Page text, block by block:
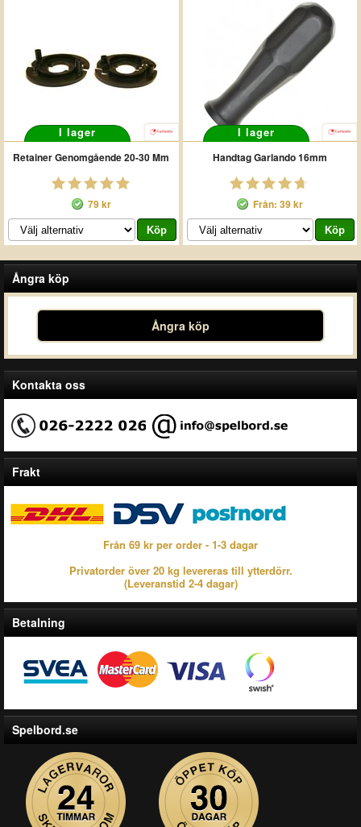
I lager
Retainer Genomgående 20-30 Mm
79 kr
I lager
Handtag Garlando 16mm
Från: 39 kr
Ångra köp
Ångra köp
Kontakta oss
Frakt
Från 69 kr per order - 1-3 dagar
Privatorder över 20 kg levereras till ytterdörr.
(Leveranstid 2-4 dagar)
Betalning
Spelbord.se